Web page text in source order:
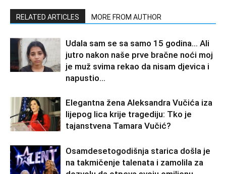
RELATED ARTICLES MORE FROM AUTHOR
Udala sam se sa samo 15 godina… Ali
jutro nakon naše prve bračne noći moj
je muž svima rekao da nisam djevica i
napustio...
Elegantna žena Aleksandra Vučića iza
lijepog lica krije tragediju: Tko je
tajanstvena Tamara Vučić?
Osamdesetogodišnja starica došla je
na takmičenje talenata i zamolila za